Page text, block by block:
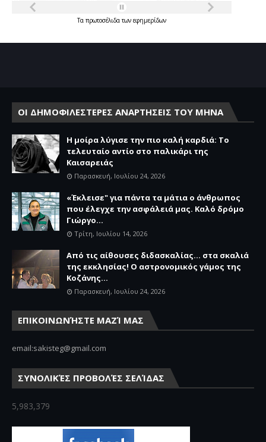
Τα πρωτοσέλιδατων εφημερίδων
ΟΙ ΔΗΜΟΦΙΛΕΣΤΕΡΕΣ ΑΝΑΡΤΗΣΕΙΣ ΤΟΥ ΜΗΝΑ
Η μοίρα λύγισε την πιο καλή καρδιά: Το
τελευταίο αντίο στο παλικάρι της
Καισαρειάς
Παρασκευή, Ιουλίου 24, 2026
«Έκλεισε" για πάντα τα μάτια ο άνθρωπος
που έλεγχε την ασφάλειά μας. Καλό δρόμο
Γιώργο...
Τρίτη, Ιουλίου 14, 2026
Από τις αίθουσες διδασκαλίας… στα σκαλιά
της εκκλησίας! Ο αστρονομικός γάμος της
Κοζάνης...
Παρασκευή, Ιουλίου 24, 2026
ΕΠΙΚΟΙΝΩΝΉΣΤΕ ΜΑΖΊ ΜΑΣ
email:sakisteg@gmail.com
ΣΥΝΟΛΙΚΈΣ ΠΡΟΒΟΛΈΣ ΣΕΛΊΔΑΣ
5,983,379